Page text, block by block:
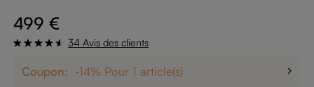
499 €
34 Avis des clients
Coupon: -14% Pour 1 article(s)